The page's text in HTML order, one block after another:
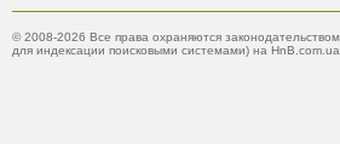
© 2008-2026 Все права охраняются
для индексации поисковыми системами) на HnB.com.ua.